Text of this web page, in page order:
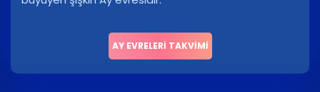
AY EVRELERI TAKVIMI